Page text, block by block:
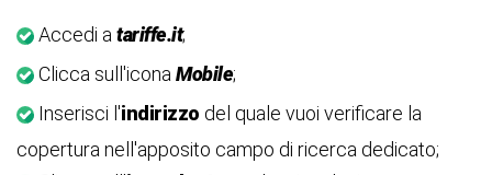
Accedi a tariffe.it;
Clicca sull'icona Mobile;
Inserisci l'indirizzo del quale vuoi verificare la
copertura nell'apposito campo di ricerca dedicato;